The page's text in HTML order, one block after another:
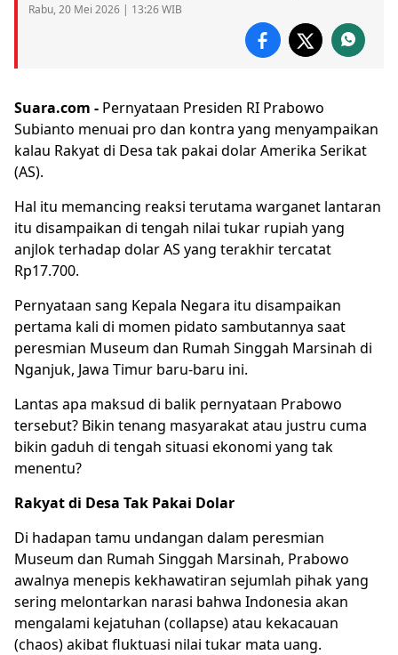
Rabu, 20 Mei 2026 | 13:26 WIB
Suara.com - Pernyataan Presiden RI Prabowo
Subianto menuai pro dan kontra yang menyampaikan
kalau Rakyat di Desa tak pakai dolarAmerika Serikat
(AS).
Hal itu memancing reaksi terutama warganet lantaran
itu disampaikan di tengah nilai tukar rupiah yang
anjlok terhadap dolar AS yang terakhir tercatat
Rp17.700.
Pernyataan sang Kepala Negara itu disampaikan
pertama kali di momen pidato sambutannya saat
peresmian Museum dan Rumah Singgah Marsinah di
Nganjuk, Jawa Timur baru-baru ini.
Lantas apa maksud di balik pernyataan Prabowo
tersebut? Bikin tenang masyarakat atau justru cuma
bikin gaduh di tengah situasi ekonomi yang tak
menentu?
Rakyat di Desa Tak Pakai Dolar
Di hadapan tamu undangan dalam peresmian
Museum dan Rumah Singgah Marsinah, Prabowo
awalnya menepis kekhawatiran sejumlah pihak yang
sering melontarkan narasi bahwa Indonesia akan
mengalami kejatuhan (collapse) atau kekacauan
(chaos) akibat fluktuasi nilai tukar mata uang.